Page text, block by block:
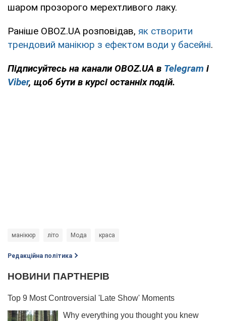
шаром прозорого мерехтливого лаку.
Раніше OBOZ.UA розповідав, як створити
трендовий манікюр з ефектом води у басейні.
Підписуйтесь на канали OBOZ.UA в Telegram і
Viber, щоб бути в курсі останніх подій.
манікюр літо Мода краса
Редакційна політика